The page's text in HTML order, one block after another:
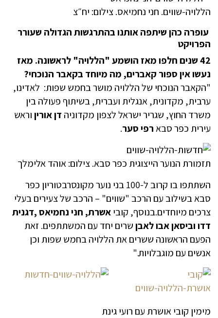
הללויה-שווים. חני נחמיאס. צילום: יח״צ
עופרה כהן שיתפה אותנו בהתרגשות הגדולה שעורר
הפרויקט
42 שנים חלפו מאז הושמע "הללויה" לראשונה. מאז
נעשו אין ספור קאברים, מה מיוחד בקאבר הנוכחי?
"הקאבר הנוכחי של הללויה מושר בחמש שפות: לאדינו,
ערבית, מקדונית, אנגלית ועברית, בשיתוף פעולה בין
משרד החוץ, שגריר ישראל לצפון מקדוניה דן אוריןוראש
עירית כפר סבארפי סער.
תזמורת הנוער הייצוגית כפר סבא. צילום: אוהד אלימלך
השתתפו בו קרוב ל-100 בני נוער מקונסרבטוריון כפר
סבא בשילוב עם הרכב "שווים" – הרכב של צעירים בעלי
צרכים מיוחדים.בנוסף, קוביאשרת, חני נחמיאס ,דגנית
דדו וביסאן אבו לאבןשרים יחד עם המשתתפים. זאת
הפעם הראשונה ששרים את הללויה בחמש שפות וכן
אנשים עם מוגבלויות."
מימין קובי אושרת עם רועי גינת